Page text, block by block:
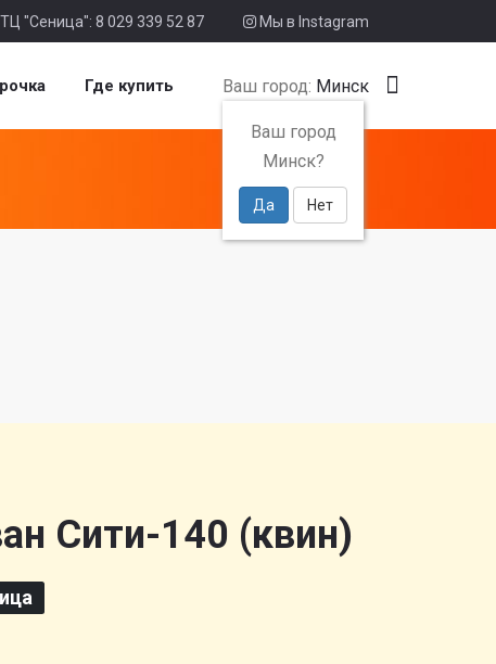
ТЦ "Сеница": 8 029 339 52 87 Мы в Instagram
Где купить Ваш город: Минск
Ваш город
Минск?
Да Нет
Сити-140 (квин)